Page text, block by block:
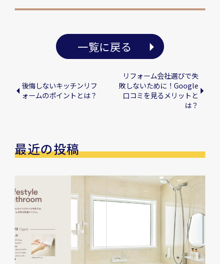
一覧に戻る
後悔しないキッチンリフ
ォームのポイントとは？
リフォーム会社選びで失
敗しないために！Google
口コミを見るメリットと
は？
最近の投稿